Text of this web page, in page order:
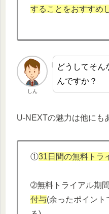
することをおすすめ
しん
どうしてそん
んですか？
U-NEXTの魅力は他にも
①31日間の無料トラ
➁無料トライアル期
付与(余ったポイン